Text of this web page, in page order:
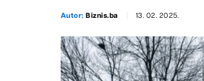
Autor:Biznis.ba 13. 02. 2025.